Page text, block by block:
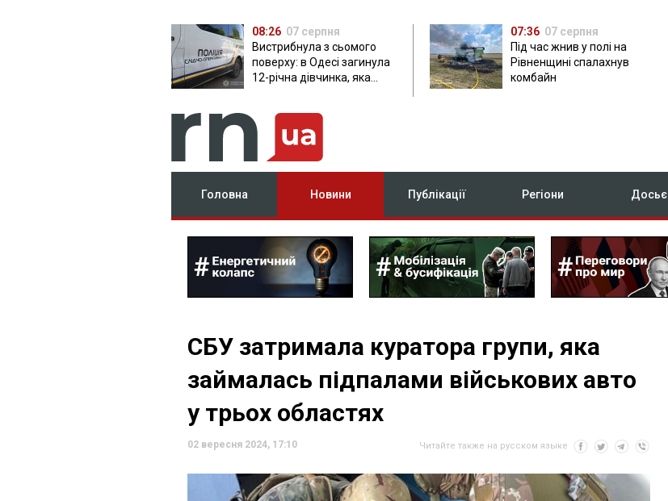
08:26 07 серпня
Вистрибнула з сьомого
поверху: в Одесі загинула
12-річна дівчинка, яка
07:36 07 серпня
Під час жнив у полі на
Рівненщині спалахнув
комбайн
Головна Новини Публікації Регіони Досьє
СБУ затримала куратора групи, яка
займалась підпалами військових авто
у трьох областях
02 вересня 2024, 17:10 Читайте также на русском языке